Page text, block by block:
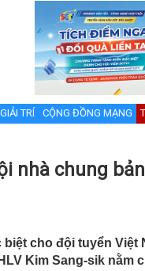
TRÍ CỘNG ĐỒNG MẠNG
nhà chung
cho đội tuyển Việt
Kim Sang-sik nằm